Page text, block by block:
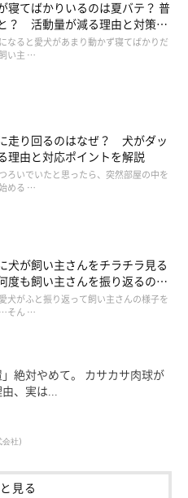
ておいていただきたいコツがあ
ためには、上の写真のように
じられる手の形なのです。
寝てばかりいるのは夏バテ？ 普
？ 活動量が減る理由と対策と
なると愛犬があまり動かず寝てばかりだ
い主 …
走り回るのはなぜ？ 犬がダッ
理由と対応ポイントを解説
ろいでいたと思ったら、突然部屋の中を
める …
犬が飼い主さんをチラチラ見る
も飼い主さんを振り返るのは
犬がふと振り返って飼い主さんの様子を
そん …
」絶対やめて。 カサカサ肉球が
、実は...
会社)
見る